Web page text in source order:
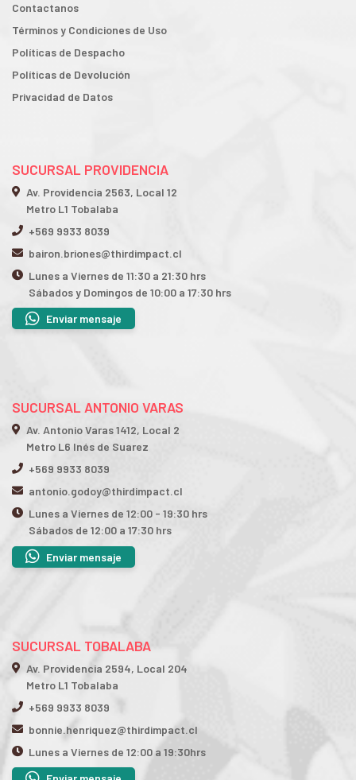
Contactanos
Términos y Condiciones de Uso
Políticas de Despacho
Políticas de Devolución
Privacidad de Datos
SUCURSAL PROVIDENCIA
Av. Providencia 2563, Local 12
Metro L1 Tobalaba
+569 9933 8039
bairon.briones@thirdimpact.cl
Lunes a Viernes de 11:30 a 21:30 hrs
Sábados y Domingos de 10:00 a 17:30 hrs
Enviar mensaje
SUCURSAL ANTONIO VARAS
Av. Antonio Varas 1412, Local 2
Metro L6 Inés de Suarez
+569 9933 8039
antonio.godoy@thirdimpact.cl
Lunes a Viernes de 12:00 - 19:30 hrs
Sábados de 12:00 a 17:30 hrs
Enviar mensaje
SUCURSAL TOBALABA
Av. Providencia 2594, Local 204
Metro L1 Tobalaba
+569 9933 8039
bonnie.henriquez@thirdimpact.cl
Lunes a Viernes de 12:00 a 19:30hrs